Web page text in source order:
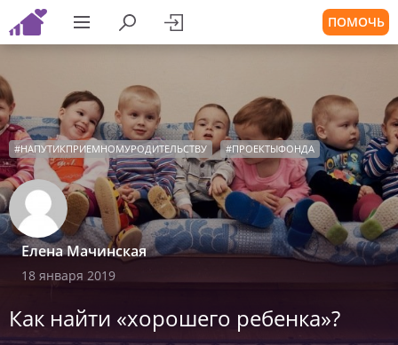
ПОМОЧЬ
#НАПУТИКПРИЕМНОМУРОДИТЕЛЬСТВУ #ПРОЕКТЫФОНДА
Елена Мачинская
18 января 2019
Как найти «хорошего ребенка»?